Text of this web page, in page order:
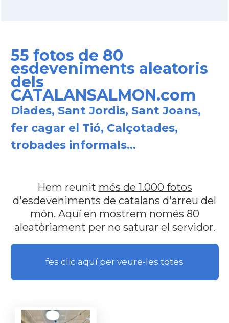
55 fotos de 80
esdeveniments aleatoris
dels
CATALANSALMON.com
Diades, Sant Jordis, Sant Joans,
fer cagar el Tió, Calçotades,
trobades informals...
Hem reunit més de 1.000 fotos
d'esdeveniments de catalans d'arreu del
món. Aquí en mostrem només 80
aleatòriament per no saturar el servidor.
fes clic aquí per veure-les totes